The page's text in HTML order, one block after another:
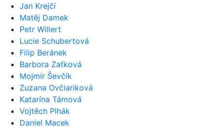
Jan Krejčí
Matěj Damek
Petr Willert
Lucie Schubertová
Filip Beránek
Barbora Zaťková
Mojmír Ševčík
Zuzana Ovčiariková
Katarína Támová
Vojtěch Plhák
Daniel Macek